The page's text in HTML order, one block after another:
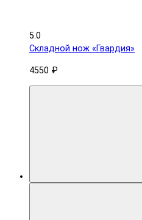
5.0
Складной нож «Гвардия»
4550 ₽